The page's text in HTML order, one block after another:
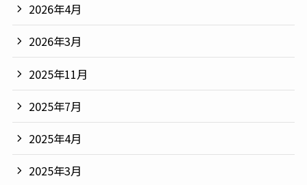
2026年4月
2026年3月
2025年11月
2025年7月
2025年4月
2025年3月